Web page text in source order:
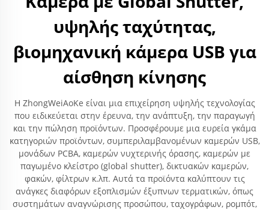
υψηλής ταχύτητας,
βιομηχανική κάμερα USB για
αίσθηση κίνησης
Η ZhongWeiAoKe είναι μια επιχείρηση υψηλής τεχνολογίας
που ειδικεύεται στην έρευνα, την ανάπτυξη, την παραγωγή
και την πώληση προϊόντων. Προσφέρουμε μια ευρεία γκάμα
κατηγοριών προϊόντων, συμπεριλαμβανομένων καμερών USB,
μονάδων PCBA, καμερών νυχτερινής όρασης, καμερών με
παγωμένο κλείστρο (global shutter), δικτυακών καμερών,
φακών, φίλτρων κ.λπ. Αυτά τα προϊόντα καλύπτουν τις
ανάγκες διαφόρων εξοπλισμών έξυπνων τερματικών, όπως
συστημάτων αναγνώρισης προσώπου, ταχογράφων, ρομπότ,